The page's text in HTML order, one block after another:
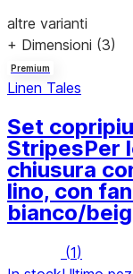
altre varianti
+ Dimensioni (3)
Premium
Linen Tales
Set
StripesPer
chiusura
lino, con
bianco/
(1)